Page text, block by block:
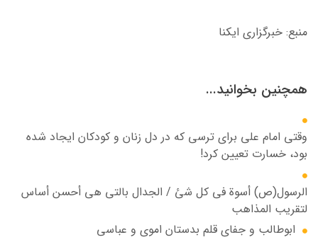
منبع: خبرگزاری ایکنا
همچنین بخوانید...
وقتی امام علی برای ترسی که در دل زنان و کودکان ایجاد شده
بود، خسارت تعیین کرد!
الرسول(ص) أسوة في کل شئ / الجدال بالتي هي أحسن أساس
لتقریب المذاهب
ابوطالب و جفای قلم بدستان اموی و عباسی